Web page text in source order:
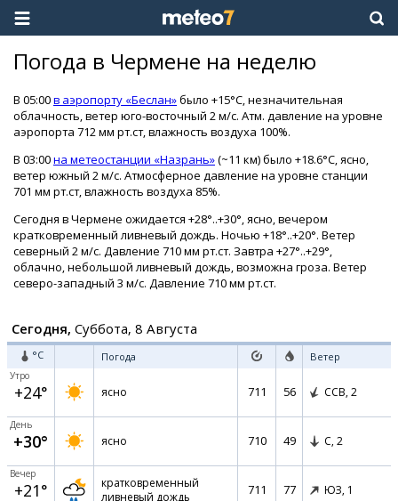
Погода в Чермене на неделю
В 05:00в аэропорту «Беслан»было +15°C, незначительная
облачность, ветер юго-восточный 2 м/с. Атм. давление на уровне
аэропорта 712 мм рт.ст, влажность воздуха 100%.
В 03:00на метеостанции «Назрань»(~11 км) было +18.6°C, ясно,
ветер южный 2 м/с. Атмосферное давление на уровне станции
701 мм рт.ст, влажность воздуха 85%.
Сегодня в Чермене ожидается +28°..+30°, ясно, вечером
кратковременный ливневый дождь. Ночью +18°..+20°. Ветер
северный 2 м/с. Давление 710 мм рт.ст. Завтра +27°..+29°,
облачно, небольшой ливневый дождь, возможна гроза. Ветер
северо-западный 3 м/с. Давление 710 мм рт.ст.
Сегодня, Суббота, 8 Августа
°C Погода Ветер
Утро
+24° ясно 711 56 ССВ, 2
День
+30° ясно 710 49 С, 2
Вечер
+21°
кратковременный
ливневый дождь
711 77 ЮЗ, 1